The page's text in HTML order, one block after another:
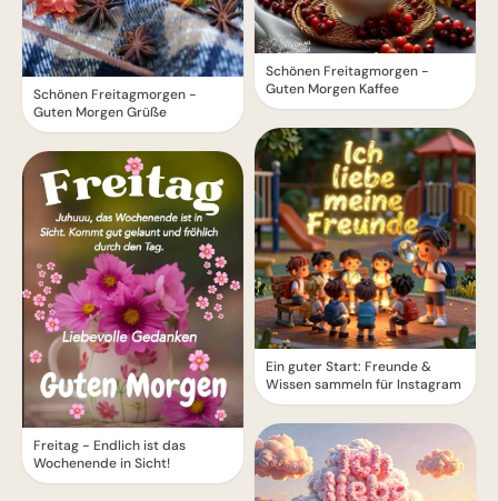
Schönen Freitagmorgen -
Guten Morgen Grüße
Freitag - Endlich ist das
Wochenende in Sicht!
Schönen Freitagmorgen -
Guten Morgen Kaffee
Ein guter Start: Freunde &
Wissen sammeln für Instagram